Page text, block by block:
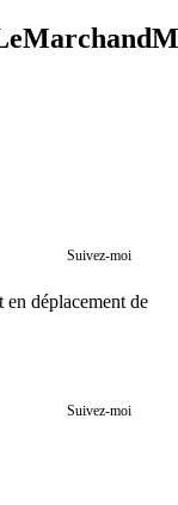
Suivez-moi
en déplacement de
Suivez-moi